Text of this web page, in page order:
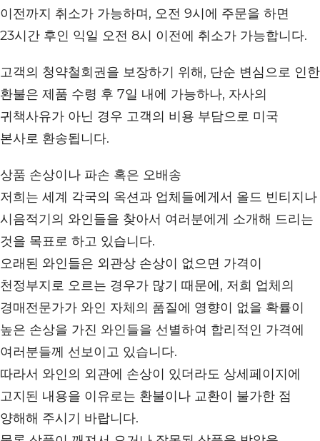
이전까지 취소가 가능하며, 오전 9시에 주문을 하면
23시간 후인 익일 오전 8시 이전에 취소가 가능합니다.
고객의 청약철회권을 보장하기 위해, 단순 변심으로 인한
환불은 제품 수령 후 7일 내에 가능하나, 자사의
귀책사유가 아닌 경우 고객의 비용 부담으로 미국
본사로 환송됩니다.
상품 손상이나 파손 혹은 오배송
저희는 세계 각국의 옥션과 업체들에게서 올드 빈티지나
시음적기의 와인들을 찾아서 여러분에게 소개해 드리는
것을 목표로 하고 있습니다.
오래된 와인들은 외관상 손상이 없으면 가격이
천정부지로 오르는 경우가 많기 때문에, 저희 업체의
경매전문가가 와인 자체의 품질에 영향이 없을 확률이
높은 손상을 가진 와인들을 선별하여 합리적인 가격에
여러분들께 선보이고 있습니다.
따라서 와인의 외관에 손상이 있더라도 상세페이지에
고지된 내용을 이유로는 환불이나 교환이 불가한 점
양해해 주시기 바랍니다.